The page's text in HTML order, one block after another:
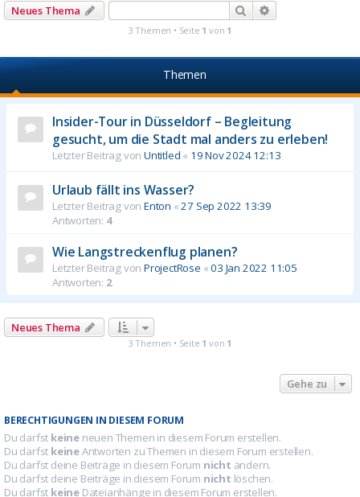
Neues Thema Suche
3 Themen • Seite 1 von 1
Themen
Insider-Tour in Düsseldorf – Begleitung
gesucht, um die Stadt mal anders zu erleben!
Letzter Beitrag von Untitled « 19 Nov 2024 12:13
Urlaub fällt ins Wasser?
Letzter Beitrag von Enton «27 Sep 2022 13:39
Antworten: 4
Wie Langstreckenflug planen?
Letzter Beitrag von ProjectRose «03 Jan 2022 11:05
Antworten: 2
Neues Thema
3 Themen • Seite 1 von 1
Gehe zu
BERECHTIGUNGEN IN DIESEM FORUM
Du darfst keine neuen Themen in diesem Forum erstellen.
Du darfst keineAntworten zu Themen in diesem Forum erstellen.
Du darfst deine Beiträge in diesem Forum nicht ändern.
Du darfst deine Beiträge in diesem Forum nicht löschen.
Du darfst keine Dateianhänge in diesem Forum erstellen.